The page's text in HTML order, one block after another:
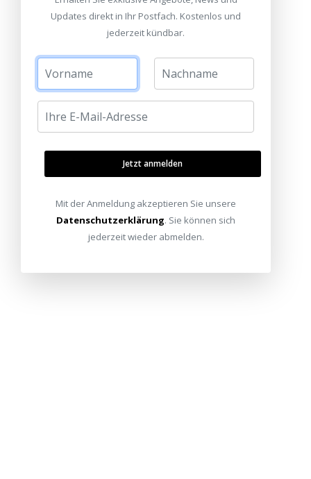
Updates direkt in Ihr Postfach. Kostenlos und
jederzeit kündbar.
Jetzt anmelden
Mit der Anmeldung akzeptieren Sie unsere
Datenschutzerklärung. Sie können sich
jederzeit wieder abmelden.